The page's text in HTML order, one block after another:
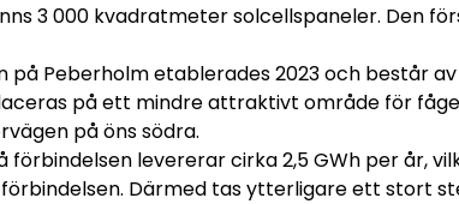
3 000 kvadratmeter solcellspaneler. Den
på Peberholm etablerades 2023 och består
på ett mindre attraktivt område för
på öns södra.
förbindelsen levererar cirka 2,5 GWh per år,
Därmed tas ytterligare ett stort